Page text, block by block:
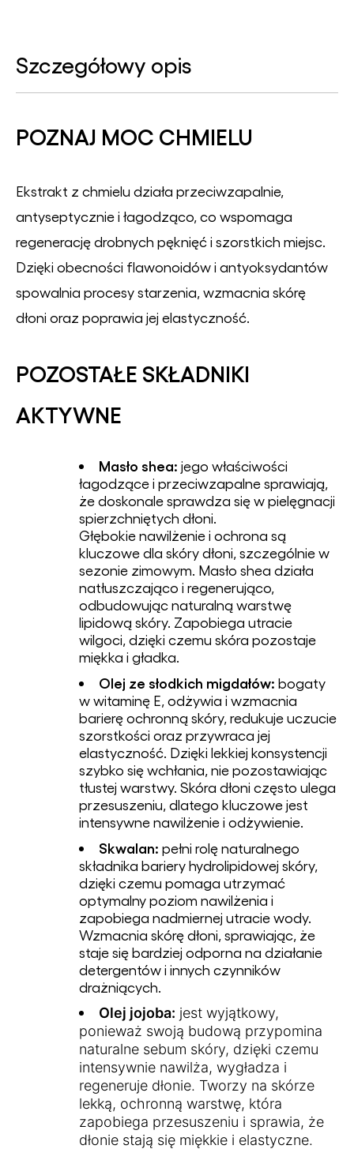
Szczegółowy opis
POZNAJ MOC CHMIELU
Ekstrakt z chmielu działa przeciwzapalnie,
antyseptycznie i łagodząco, co wspomaga
regenerację drobnych pęknięć i szorstkich miejsc.
Dzięki obecności flawonoidów i antyoksydantów
spowalnia procesy starzenia, wzmacnia skórę
dłoni oraz poprawia jej elastyczność.
POZOSTAŁE SKŁADNIKI
AKTYWNE
Masło shea: jego właściwości
łagodzące i przeciwzapalne sprawiają,
że doskonale sprawdza się w pielęgnacji
spierzchniętych dłoni.
Głębokie nawilżenie i ochrona są
kluczowe dla skóry dłoni, szczególnie w
sezonie zimowym. Masło shea działa
natłuszczająco i regenerująco,
odbudowując naturalną warstwę
lipidową skóry. Zapobiega utracie
wilgoci, dzięki czemu skóra pozostaje
miękka i gładka.
Olej ze słodkich migdałów: bogaty
w witaminę E, odżywia i wzmacnia
barierę ochronną skóry, redukuje uczucie
szorstkości oraz przywraca jej
elastyczność. Dzięki lekkiej konsystencji
szybko się wchłania, nie pozostawiając
tłustej warstwy. Skóra dłoni często ulega
przesuszeniu, dlatego kluczowe jest
intensywne nawilżenie i odżywienie.
Skwalan: pełni rolę naturalnego
składnika bariery hydrolipidowej skóry,
dzięki czemu pomaga utrzymać
optymalny poziom nawilżenia i
zapobiega nadmiernej utracie wody.
Wzmacnia skórę dłoni, sprawiając, że
staje się bardziej odporna na działanie
detergentów i innych czynników
drażniących.
Olej jojoba: jest wyjątkowy,
ponieważ swoją budową przypomina
naturalne sebum skóry, dzięki czemu
intensywnie nawilża, wygładza i
regeneruje dłonie. Tworzy na skórze
lekką, ochronną warstwę, która
zapobiega przesuszeniu i sprawia, że
dłonie stają się miękkie i elastyczne.